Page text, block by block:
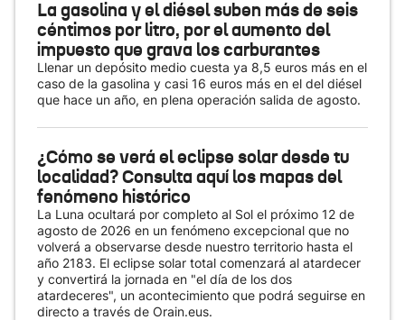
La gasolina y el diésel suben más de seis
céntimos por litro, por el aumento del
impuesto que grava los carburantes
Llenar un depósito medio cuesta ya 8,5 euros más en el
caso de la gasolina y casi 16 euros más en el del diésel
que hace un año, en plena operación salida de agosto.
¿Cómo se verá el eclipse solar desde tu
localidad? Consulta aquí los mapas del
fenómeno histórico
La Luna ocultará por completo al Sol el próximo 12 de
agosto de 2026 en un fenómeno excepcional que no
volverá a observarse desde nuestro territorio hasta el
año 2183. El eclipse solar total comenzará al atardecer
y convertirá la jornada en "el día de los dos
atardeceres", un acontecimiento que podrá seguirse en
directo a través de Orain.eus.